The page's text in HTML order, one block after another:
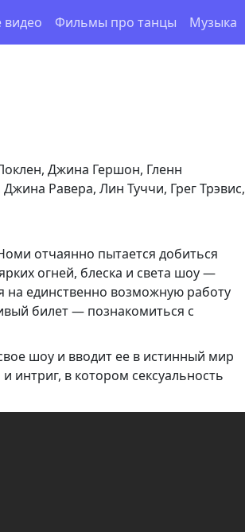
Фильмы про танцы Музыка
Джина Гершон, Гленн
Равера, Лин Туччи, Грег Трэвис,
отчаянно пытается добиться
огней, блеска и света шоу —
на единственно возможную работу
билет — познакомиться с
шоу и вводит ее в истинный мир
интриг, в котором сексуальность